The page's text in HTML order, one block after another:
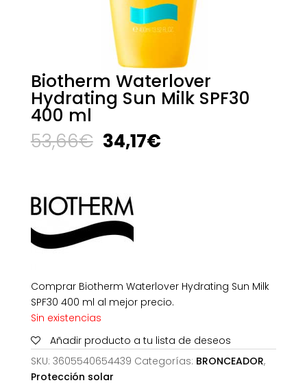
Biotherm Waterlover
Hydrating Sun Milk SPF30
400 ml
53,66€ El
precio
53,66€.
34,17€El
Comprar Biotherm Waterlover Hydrating Sun Milk
SPF30 400 ml al mejor precio.
Sin existencias
Añadir producto a tu lista de deseos
SKU: 3605540654439 Categorías: BRONCEADOR,
Protección solar